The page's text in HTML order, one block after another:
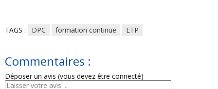
TAGS : DPC formation continue ETP
Commentaires :
Déposer un avis (vous devez être connecté)